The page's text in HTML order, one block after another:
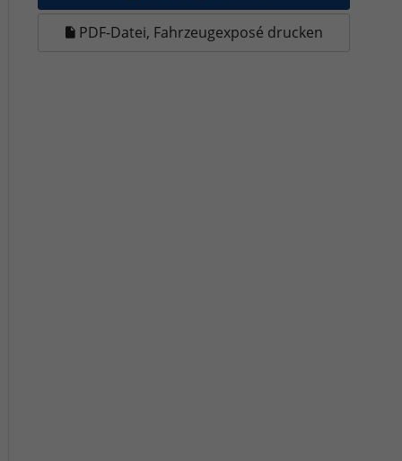
PDF-Datei, Fahrzeugexposé drucken